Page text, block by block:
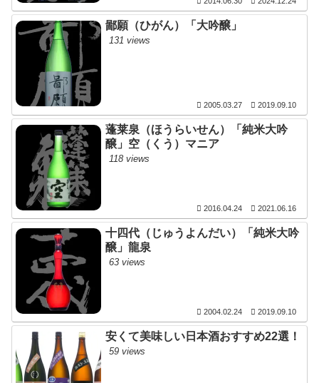
鄙願（ひがん）「大吟醸」
131 views
2005.03.27 2019.09.10
蓬莱泉（ほうらいせん）「純米大吟
醸」空（くう）マニア
118 views
2016.04.24 2021.06.16
十四代（じゅうよんだい）「純米大吟
醸」龍泉
63 views
2004.02.24 2019.09.10
安くて美味しい日本酒おすすめ22選！
59 views